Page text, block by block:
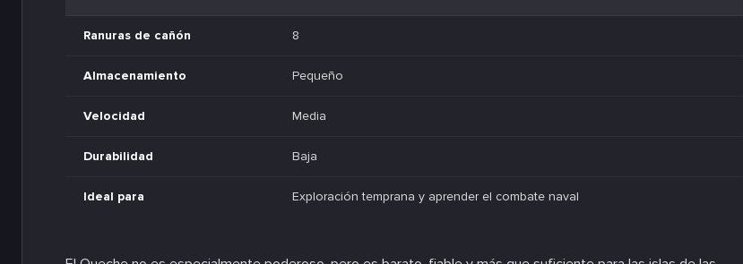
Ranuras de cañón 8
Almacenamiento Pequeño
Velocidad Media
Durabilidad Baja
Ideal para Exploración temprana y aprender el combate naval